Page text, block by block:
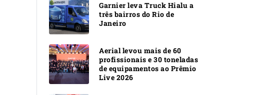
Garnier leva Truck Hialu a
três bairros do Rio de
Janeiro
Aerial levou mais de 60
profissionais e 30 toneladas
de equipamentos ao Prêmio
Live 2026